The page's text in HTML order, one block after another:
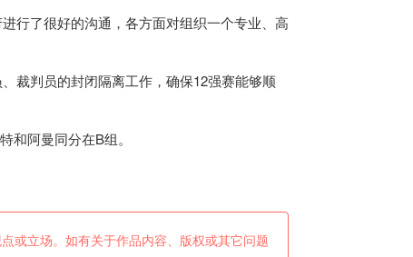
行了很好的沟通，各方面对组织一个专业、高
裁判员的封闭隔离工作，确保12强赛能够顺
和阿曼同分在B组。
或立场。如有关于作品内容、版权或其它问题